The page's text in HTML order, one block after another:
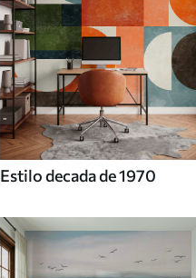
Estilo decada de 1970